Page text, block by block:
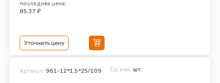
последняя цена:
85.37 ₽
Уточнить цену
Артикул: 961-12*1,5*25/109 Ед. изм. шт.